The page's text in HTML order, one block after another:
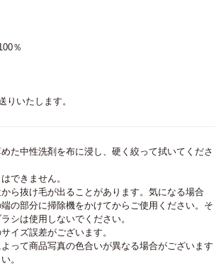
％
りいたします。
た中性洗剤を布に浸し、硬く絞って拭いてくださ
できません。
ら抜け毛が出ることがあります。気になる場合
の部分に掃除機をかけてからご使用ください。そ
シは使用しないでください。
イズ誤差がございます。
って商品写真の色合いが異なる場合がございます
。